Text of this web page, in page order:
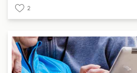
Einrichtungen, die rund um die Uhr
und Unterstützung bieten.
2